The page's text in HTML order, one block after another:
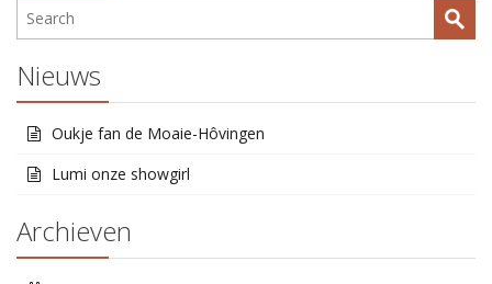
Nieuws
Oukje fan de Moaie-Hôvingen
Lumi onze showgirl
Archieven